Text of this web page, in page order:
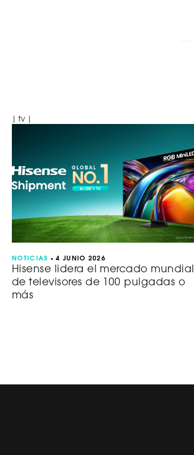
| tv |
NOTICIAS 4 JUNIO 2026
Hisense lidera el mercado mundial
de televisores de 100 pulgadas o
más